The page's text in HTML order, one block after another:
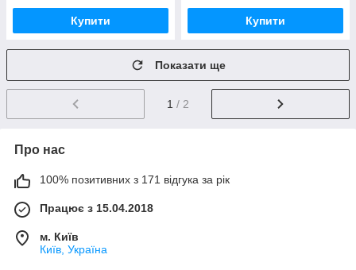
Купити Купити
Показати ще
1 / 2
Про нас
100% позитивних з 171 відгука за рік
Працює з 15.04.2018
м. Київ
Київ, Україна